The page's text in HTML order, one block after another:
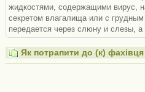
жидкостями, содержащими вирус,
секретом влагалища или с
передается через слюну и слезы,
Як потрапити до (к) фахівця